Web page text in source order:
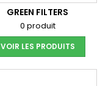
GREEN FILTERS
0 produit
VOIR LES PRODUITS